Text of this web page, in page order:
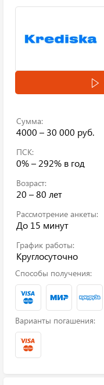
Сумма:
4000 – 30 000 руб.
ПСК:
0% – 292% в год
Возраст:
20 – 80 лет
Рассмотрение анкеты:
До 15 минут
График работы:
Круглосуточно
Способы получения:
Варианты погашения: